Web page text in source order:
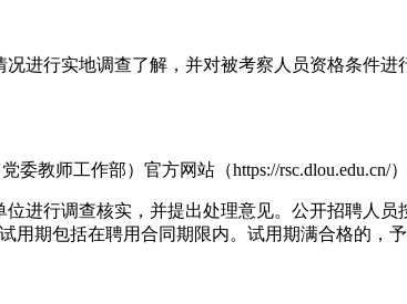
进行实地调查了解，并对被考察人员资格条件
教师工作部）官方网站（https://rsc.dlou.edu.cn/
进行调查核实，并提出处理意见。公开招聘人
期包括在聘用合同期限内。试用期满合格的，